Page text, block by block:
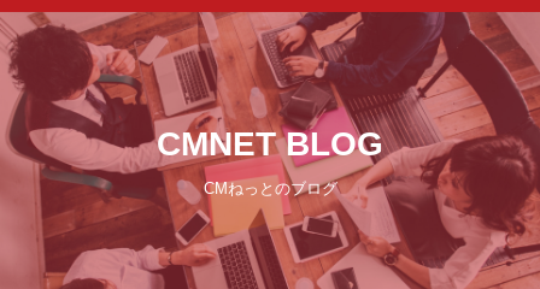
CMNET BLOG
CMねっとのブログ